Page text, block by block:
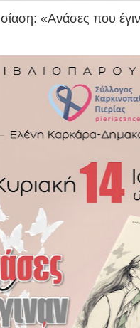
«Ανάσες που